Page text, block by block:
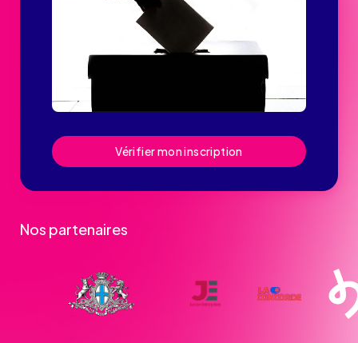
Vérifier mon inscription
Nos partenaires